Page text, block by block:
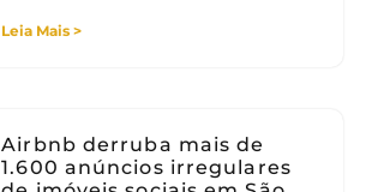
Leia Mais >
Airbnb derruba mais de
1.600 anúncios irregulares